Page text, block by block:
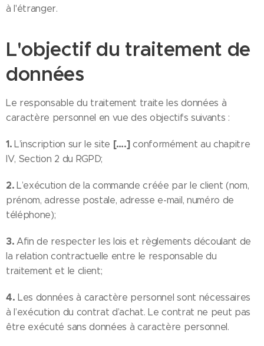
à l'étranger.
L'objectif du traitement de
données
Le responsable du traitement traite les données à
caractère personnel en vue des objectifs suivants :
1.L’inscription sur le site [….]conformément au chapitre
IV, Section 2 du RGPD;
2.L’exécution de la commande créée par le client (nom,
prénom, adresse postale, adresse e-mail, numéro de
téléphone);
3.Afin de respecter les lois et règlements découlant de
la relation contractuelle entre le responsable du
traitement et le client;
4. Les données à caractère personnel sont nécessaires
à l’exécution du contrat d’achat. Le contrat ne peut pas
être exécuté sans données à caractère personnel.